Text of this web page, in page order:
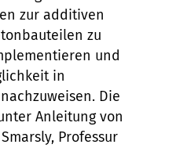
zur additiven
zu
und
in
Die
Anleitung von
Professur